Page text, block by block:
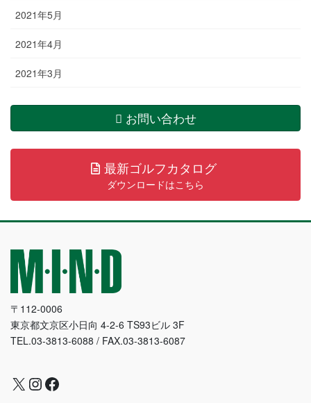
2021年5月
2021年4月
2021年3月
お問い合わせ
最新ゴルフカタログ
ダウンロードはこちら
〒112-0006
東京都文京区小日向 4-2-6 TS93ビル 3F
TEL.03-3813-6088 / FAX.03-3813-6087
X Instagram
Facebook